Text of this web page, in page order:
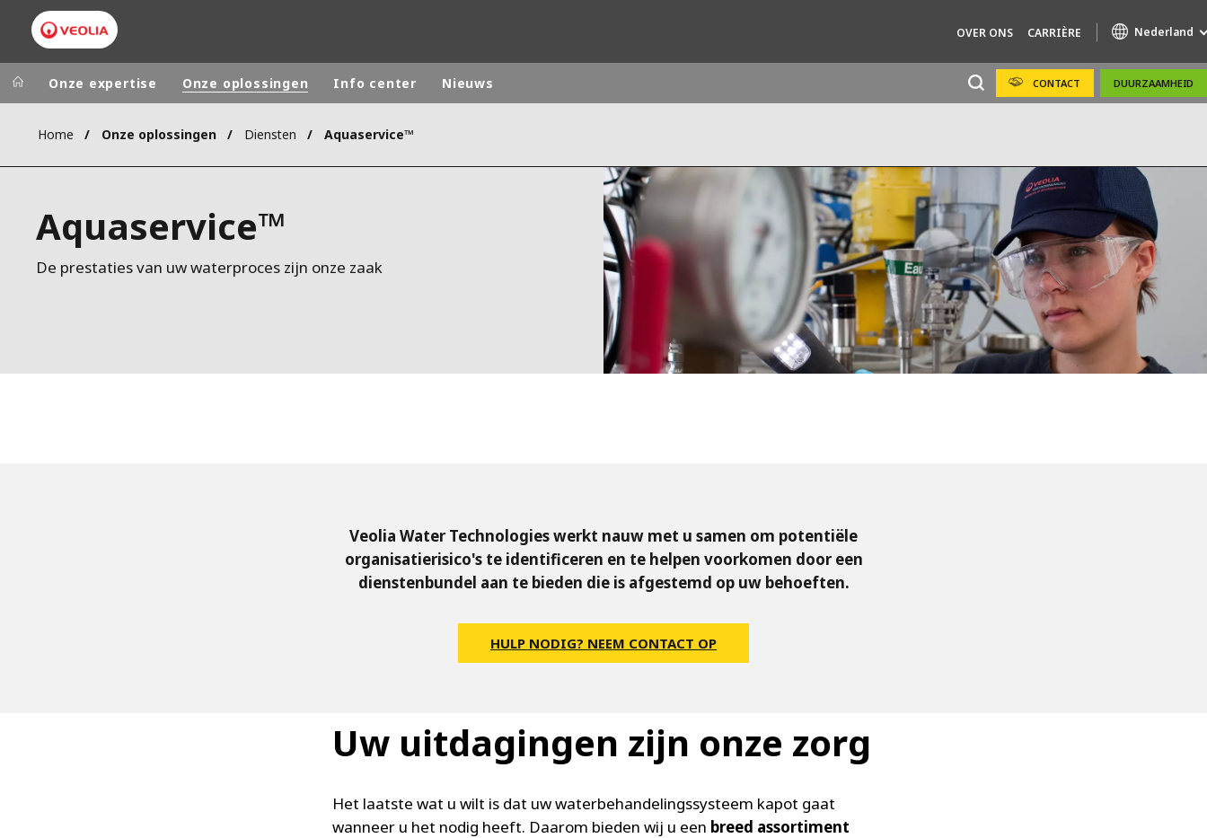
OVER ONS CARRIÈRE Nederland
Worldwide Regional sites
CHINA
FINLAND
NEDERLAND
NORGE
NORTH AMERICA
ANOXKALDNES
AQUAFLOW
BIOTHANE
ELGA
EVALED
ENTROPÎE
HPD
HYDROTECH
WHITTIER
Onze expertise Onze oplossingen Info center Nieuws CONTACT DUURZAAMHEID
Home Onze oplossingen Diensten Aquaservice™
Aquaservice™
De prestaties van uw waterproces zijn onze zaak
Veolia Water Technologies werkt nauw met u samen om potentiële
organisatierisico's te identificeren en te helpen voorkomen door een
dienstenbundel aan te bieden die is afgestemd op uw behoeften.
HULP NODIG? NEEM CONTACT OP
Uw uitdagingen zijn onze zorg
Het laatste wat u wilt is dat uw waterbehandelingssysteem kapot gaat
wanneer u het nodig heeft. Daarom bieden wij u een breed assortiment